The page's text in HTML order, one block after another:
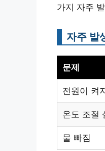
가지 자주
자주 발
문제
전원이 켜
온도 조절
물 빠짐